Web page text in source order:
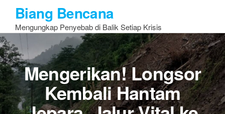
the
content
Biang Bencana
Mengungkap Penyebab di Balik Setiap Krisis
Mengerikan! Longsor
Kembali Hantam